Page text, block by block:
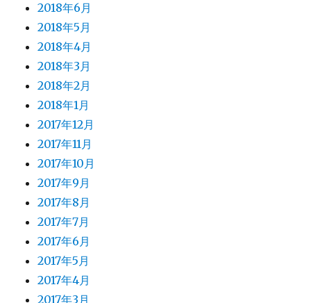
2018年6月
2018年5月
2018年4月
2018年3月
2018年2月
2018年1月
2017年12月
2017年11月
2017年10月
2017年9月
2017年8月
2017年7月
2017年6月
2017年5月
2017年4月
2017年3月